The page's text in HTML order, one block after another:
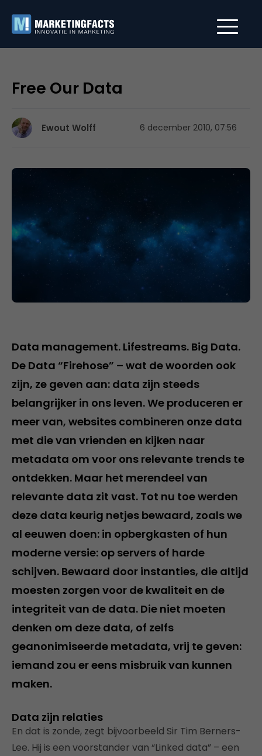
Free Our Data
Ewout Wolff 6 december 2010, 07:56
Data management. Lifestreams. Big Data.
De Data “Firehose” – wat de woorden ook
zijn, ze geven aan: data zijn steeds
belangrijker in ons leven. We produceren er
meer van, websites combineren onze data
met die van vrienden en kijken naar
metadata om voor ons relevante trends te
ontdekken. Maar het merendeel van
relevante data zit vast. Tot nu toe werden
deze data keurig netjes bewaard, zoals we
al eeuwen doen: in opbergkasten of hun
moderne versie: op servers of harde
schijven. Bewaard door instanties, die altijd
moesten zorgen voor de kwaliteit en de
integriteit van de data. Die niet moeten
denken om deze data, of zelfs
geanonimiseerde metadata, vrij te geven:
iemand zou er eens misbruik van kunnen
maken.
Data zijn relaties
En dat is zonde, zegt bijvoorbeeld Sir Tim Berners-
Lee. Hij is een voorstander van “Linked data” – een